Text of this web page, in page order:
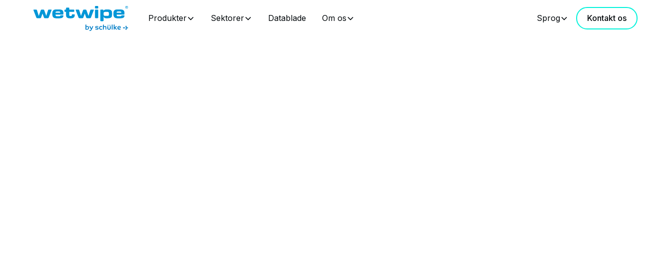
Produkter Sektorer Datablade Om os Sprog Kontakt os